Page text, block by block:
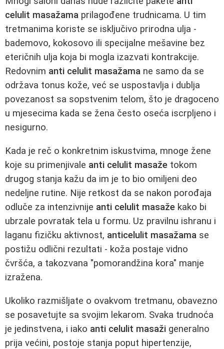
celulit masažama prilagođene trudnicama. U tim
tretmanima koriste se isključivo prirodna ulja -
bademovo, kokosovo ili specijalne mešavine bez
eteričnih ulja koja bi mogla izazvati kontrakcije.
Redovnim anti celulit masažama ne samo da se
održava tonus kože, već se uspostavlja i dublja
povezanost sa sopstvenim telom, što je dragoceno
u mjesecima kada se žena često oseća iscrpljeno i
nesigurno.
Kada je reč o konkretnim iskustvima, mnoge žene
koje su primenjivale anti celulit masaže tokom
drugog stanja kažu da im je to bio omiljeni deo
nedeljne rutine. Nije retkost da se nakon porođaja
odluče za intenzivnije anti celulit masaže kako bi
ubrzale povratak tela u formu. Uz pravilnu ishranu i
laganu fizičku aktivnost, anticelulit masažama se
postižu odlični rezultati - koža postaje vidno
čvršća, a takozvana "pomorandžina kora" manje
izražena.
Ukoliko razmišljate o ovakvom tretmanu, obavezno
se posavetujte sa svojim lekarom. Svaka trudnoća
je jedinstvena, i iako anti celulit masaži generalno
prija većini, postoje stanja poput hipertenzije,